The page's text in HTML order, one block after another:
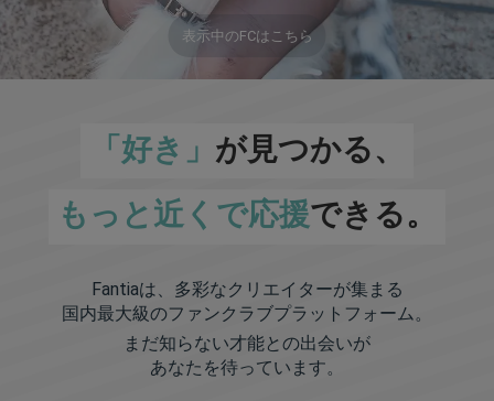
表示中のFCはこちら
「好き」 が見つかる、
もっと近くで応援できる。
Fantiaは、多彩なクリエイターが集まる
国内最大級のファンクラブプラットフォーム。
まだ知らない才能との出会いが
あなたを待っています。